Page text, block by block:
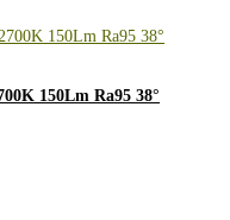
150Lm Ra95 38°